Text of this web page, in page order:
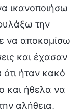
ικανοποιήσω
την
να αποκομίσω
και έχασαν
ήταν κακό
και ήθελα να
αλήθεια,